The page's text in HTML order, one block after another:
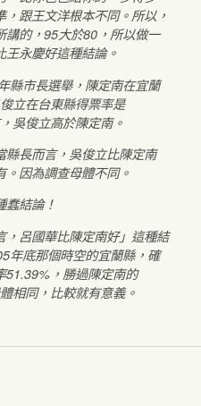
跟王文洋根本不同。所以，
講的，95大於80，所以做一
王永慶好這種結論。
縣市長選舉，陳定南在宜蘭
立在台東縣得票率是
吳俊立高於陳定南。
縣長而言，吳俊立比陳定南
因為調查母體不同。
蠢結論！
，呂國華比陳定南好」這種結
年底那個時空的宜蘭縣，確
51.39%，勝過陳定南的
相同，比較就有意義。